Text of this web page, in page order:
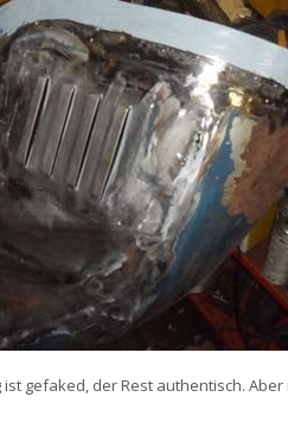
gefaked, der Rest authentisch.